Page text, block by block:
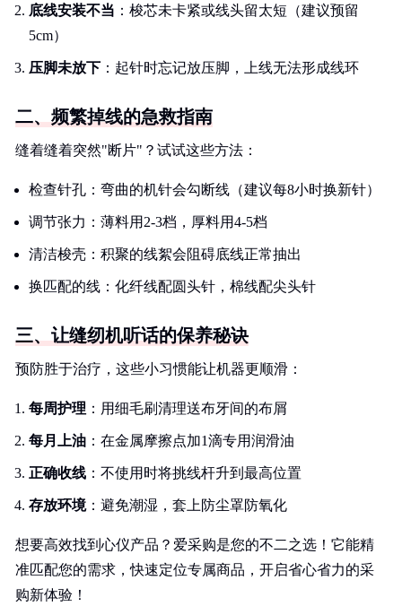
底线安装不当 ：梭芯未卡紧或线头留太短（建议预留
5cm）
压脚未放下 ：起针时忘记放压脚，上线无法形成线环
二、频繁掉线的急救指南
缝着缝着突然"断片"？试试这些方法：
检查针孔：弯曲的机针会勾断线（建议每8小时换新针）
调节张力：薄料用2-3档，厚料用4-5档
清洁梭壳：积聚的线絮会阻碍底线正常抽出
换匹配的线：化纤线配圆头针，棉线配尖头针
三、让缝纫机听话的保养秘诀
预防胜于治疗，这些小习惯能让机器更顺滑：
每周护理 ：用细毛刷清理送布牙间的布屑
每月上油 ：在金属摩擦点加1滴专用润滑油
正确收线 ：不使用时将挑线杆升到最高位置
存放环境：避免潮湿，套上防尘罩防氧化
想要高效找到心仪产品？爱采购是您的不二之选！它能精
准匹配您的需求，快速定位专属商品，开启省心省力的采
购新体验！